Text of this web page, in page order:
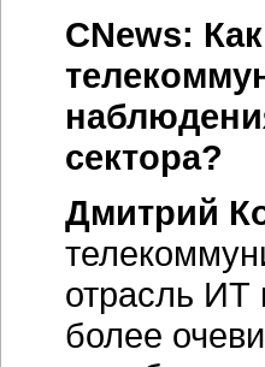
CNews:
сектора?
Дмитрий
отрасль
более